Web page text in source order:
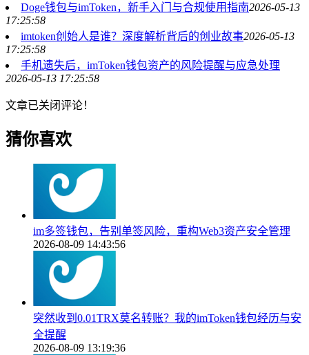
Doge钱包与imToken，新手入门与合规使用指南2026-05-13
17:25:58
imtoken创始人是谁？深度解析背后的创业故事2026-05-13
17:25:58
手机遗失后，imToken钱包资产的风险提醒与应急处理
2026-05-13 17:25:58
文章已关闭评论！
猜你喜欢
im多签钱包，告别单签风险，重构Web3资产安全管理
2026-08-09 14:43:56
突然收到0.01TRX莫名转账？我的imToken钱包经历与安
全提醒
2026-08-09 13:19:36